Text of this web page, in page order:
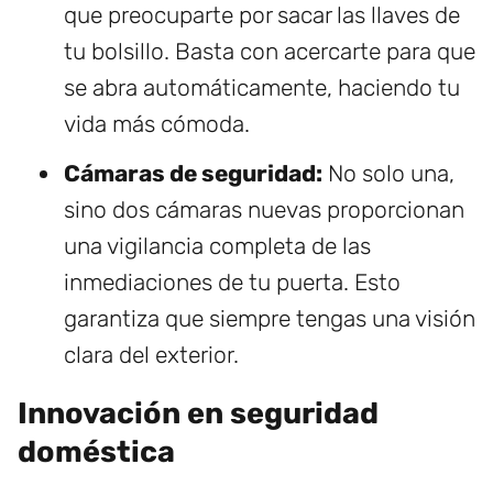
que preocuparte por sacar las llaves de
tu bolsillo. Basta con acercarte para que
se abra automáticamente, haciendo tu
vida más cómoda.
Cámaras de seguridad: No solo una,
sino dos cámaras nuevas proporcionan
una vigilancia completa de las
inmediaciones de tu puerta. Esto
garantiza que siempre tengas una visión
clara del exterior.
Innovación en seguridad
doméstica